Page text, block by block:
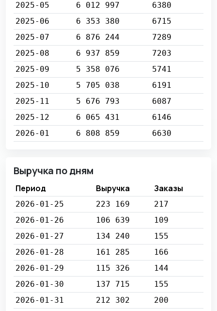
2025-05
6 012 997
6380
2025-06
6 353 380
6715
2025-07
6 876 244
7289
2025-08
6 937 859
7203
2025-09
5 358 076
5741
2025-10
5 705 038
6191
2025-11
5 676 793
6087
2025-12
6 065 431
6146
2026-01
6 808 859 6630
Выручка по дням
Период Выручка Заказы
2026-01-25 223 169
217
2026-01-26
106 639
109
2026-01-27
134 240
155
2026-01-28
161 285
166
2026-01-29
115 326
144
2026-01-30
137 715
155
2026-01-31
212 302
200